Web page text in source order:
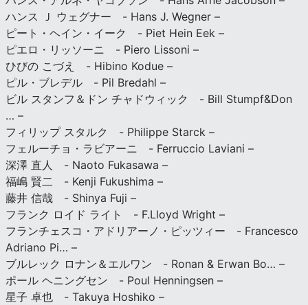
ハンス Ｊ ウェグナー - Hans J. Wegner –
ピート・ヘイン・イーク - Piet Hein Eek –
ピエロ・リッソーニ - Piero Lissoni –
ひびの こづえ - Hibino Kodue –
ピル・ブレデル - Pil Bredahl –
ビル スタンフ＆ドン チャドウィック - Bill Stumpf&Don
… –
フィリップ スタルク - Philippe Starck –
フェルーチョ・ラビアーニ - Ferruccio Laviani –
深澤 直人 - Naoto Fukasawa –
福嶋 賢二 - Kenji Fukushima –
藤井 信哉 - Shinya Fuji –
フランク ロイド ライト - F.Lloyd Wright –
フランチェスコ・アドリアーノ・ピッツィー - Francesco
Adriano Pi… –
ブルレック ロナン＆エルワン - Ronan & Erwan Bo… –
ポール ヘニングセン - Poul Henningsen –
星子 卓也 - Takuya Hoshiko –